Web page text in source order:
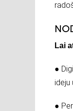
Lai
●
ideju
●